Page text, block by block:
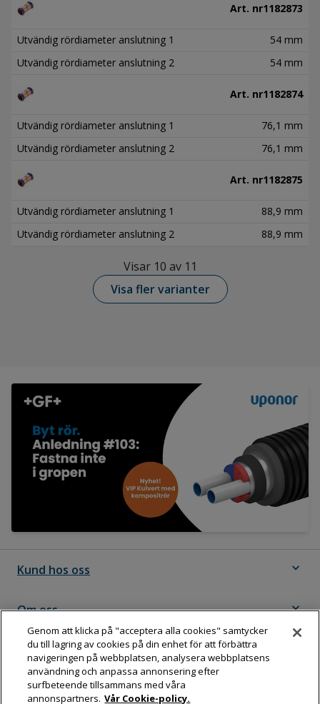
Art. nr1182873
Utvändig rördiameter anslutning 1
54 mm
Utvändig rördiameter anslutning 2
54 mm
Art. nr1182874
Utvändig rördiameter anslutning 1
76,1 mm
Utvändig rördiameter anslutning 2
76,1 mm
Art. nr1182875
Utvändig rördiameter anslutning 1
88,9 mm
Utvändig rördiameter anslutning 2
88,9 mm
Visar 10 av 11
Visa fler varianter
Kund hos oss expand_more
Om oss expand_more
Följ Dahl
Genom att klicka på "acceptera alla cookies" samtycker
du till lagring av cookies på din enhet för att förbättra
navigeringen på webbplatsen, analysera webbplatsens
användning och anpassa annonsering efter
surfbeteende tillsammans med våra
annonspartners. Vår Cookie-policy.